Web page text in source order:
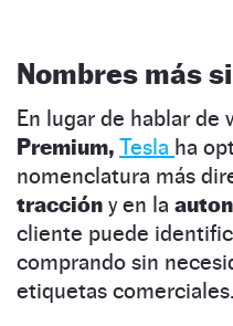
Nombres más
En lugar de hablar de
Premium, Tesla ha
nomenclatura más
tracción y en la
cliente puede
comprando sin
etiquetas comerciales.